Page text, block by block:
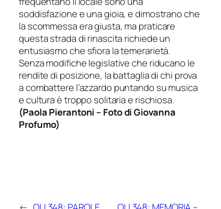
soddisfazione e una gioia, e dimostrano che
la scommessa era giusta, ma praticare
questa strada di rinascita richiede un
entusiasmo che sfiora la temerarietà.
Senza modifiche legislative che riducano le
rendite di posizione, la battaglia di chi prova
a combattere l’azzardo puntando su musica
e cultura è troppo solitaria e rischiosa.
(Paola Pierantoni – Foto di Giovanna
Profumo)